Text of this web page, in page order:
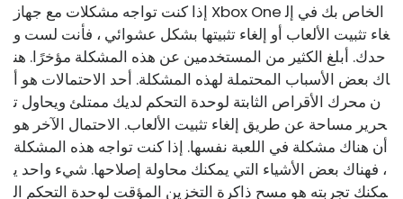
إذا كنت تواجه مشكلات مع جهاز Xbox One الخاص بك في إل
غاء تثبيت الألعاب أو إلغاء تثبيتها بشكل عشوائي ، فأنت لست و
حدك. أبلغ الكثير من المستخدمين عن هذه المشكلة مؤخرًا. هن
اك بعض الأسباب المحتملة لهذه المشكلة. أحد الاحتمالات هو أ
ن محرك الأقراص الثابتة لوحدة التحكم لديك ممتلئ ويحاول ت
حرير مساحة عن طريق إلغاء تثبيت الألعاب. الاحتمال الآخر هو
أن هناك مشكلة في اللعبة نفسها. إذا كنت تواجه هذه المشكلة
، فهناك بعض الأشياء التي يمكنك محاولة إصلاحها. شيء واحد ي
مكنك تجربته هو مسح ذاكرة التخزين المؤقت لوحدة التحكم ال